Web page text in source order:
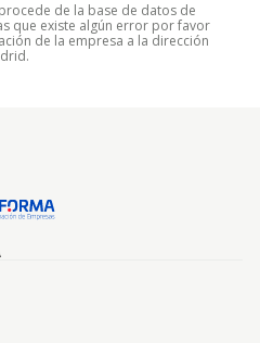
de la base de datos de
que existe algún error por favor
de la empresa a la dirección